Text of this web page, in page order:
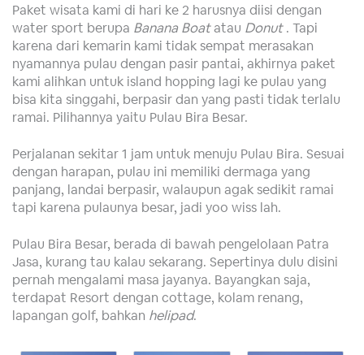
Paket wisata kami di hari ke 2 harusnya diisi dengan
water sport berupa Banana Boatatau Donut. Tapi
karena dari kemarin kami tidak sempat merasakan
nyamannya pulau dengan pasir pantai, akhirnya paket
kami alihkan untuk island hopping lagi ke pulau yang
bisa kita singgahi, berpasir dan yang pasti tidak terlalu
ramai. Pilihannya yaitu Pulau Bira Besar.
Perjalanan sekitar 1 jam untuk menuju Pulau Bira. Sesuai
dengan harapan, pulau ini memiliki dermaga yang
panjang, landai berpasir, walaupun agak sedikit ramai
tapi karena pulaunya besar, jadi yoo wiss lah.
Pulau Bira Besar, berada di bawah pengelolaan Patra
Jasa, kurang tau kalau sekarang. Sepertinya dulu disini
pernah mengalami masa jayanya. Bayangkan saja,
terdapat Resort dengan cottage, kolam renang,
lapangan golf, bahkan helipad.